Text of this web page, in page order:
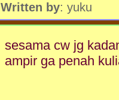
Written by: yuku
sesama cw jg
ampir ga penah